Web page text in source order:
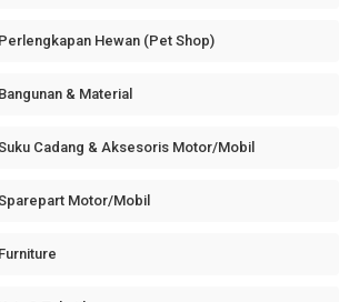
Hewan (Pet Shop)
& Material
Cadang & Aksesoris Motor/Mobil
Motor/Mobil